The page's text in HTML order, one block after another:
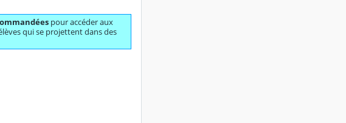
pour accéder aux
qui se projettent dans des